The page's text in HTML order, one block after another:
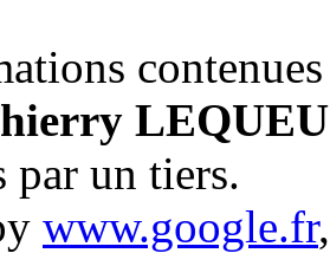
LEQUEU
par un tiers.
www.google.fr